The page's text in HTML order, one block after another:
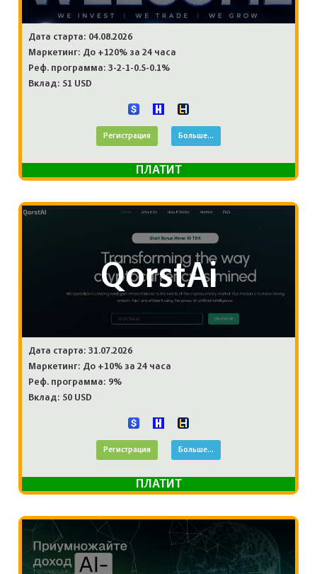
Дата старта: 04.08.2026
Маркетинг: До +120% за 24 часа
Реф. программа: 3-2-1-0.5-0.1%
Вклад: 51 USD
Регистрация Больше...
ПЛАТИТ
QorstAi
Дата старта: 31.07.2026
Маркетинг: До +10% за 24 часа
Реф. программа: 9%
Вклад: 50 USD
Регистрация Больше...
ПЛАТИТ